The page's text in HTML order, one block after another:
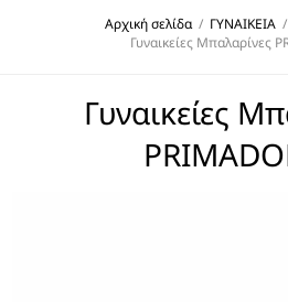
Αρχική σελίδα / ΓΥΝΑΙΚΕΙΑ /
Γυναικείες Μπαλαρίνες
Γυναικείες